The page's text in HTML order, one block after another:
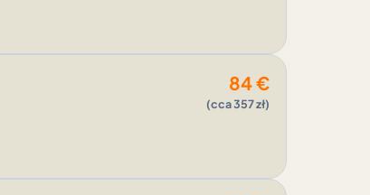
84€
(cca 357 zł)